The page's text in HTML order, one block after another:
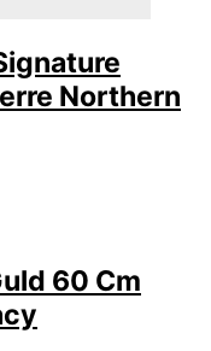
Northern
60 Cm